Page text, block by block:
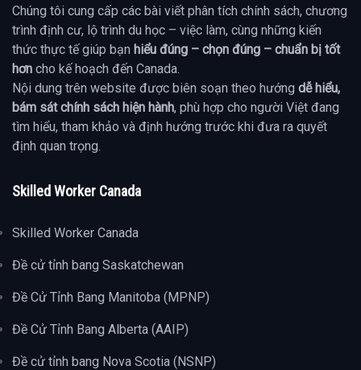
Chúng tôi cung cấp các bài viết phân tích chính sách, chương
trình định cư, lộ trình du học – việc làm, cùng những kiến
thức thực tế giúp bạn hiểu đúng – chọn đúng – chuẩn bị tốt
hơn cho kế hoạch đến Canada.
Nội dung trên website được biên soạn theo hướng dễ hiểu,
bám sát chính sách hiện hành, phù hợp cho người Việt đang
tìm hiểu, tham khảo và định hướng trước khi đưa ra quyết
định quan trọng.
Skilled Worker Canada
Skilled Worker Canada
Đề cử tỉnh bang Saskatchewan
Đề Cử Tỉnh Bang Manitoba (MPNP)
Đề Cử Tỉnh Bang Alberta (AAIP)
Đề cử tỉnh bang Nova Scotia (NSNP)